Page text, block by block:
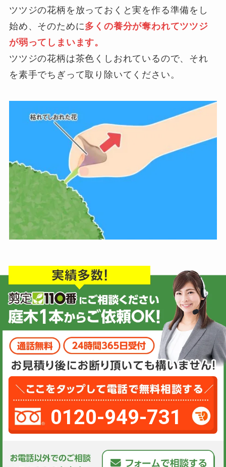
ツツジの花柄を放っておくと実を作る準備をし
始め、そのために多くの養分が奪われてツツジ
が弱ってしまいます。
ツツジの花柄は茶色くしおれているので、それ
を素手でちぎって取り除いてください。
0120-949-731